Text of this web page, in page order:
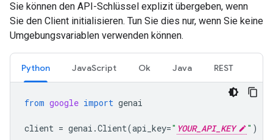
Sie können den API-Schlüssel explizit übergeben, wenn
Sie den Client initialisieren. Tun Sie dies nur, wenn Sie keine
Umgebungsvariablen verwenden können.
Python JavaScript Ok Java REST
from google import genai
client = genai .Client(api_key=" YOUR_API_KEY " )